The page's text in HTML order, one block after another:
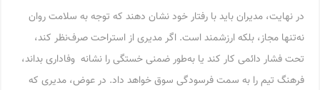
در نهایت، مدیران باید با رفتار خود نشان دهند که توجه به سلامت روان
نه‌تنها مجاز، بلکه ارزشمند است. اگر مدیری از استراحت صرف‌نظر کند،
تحت فشار دائمی کار کند یا به‌طور ضمنی خستگی را نشانه وفاداری بداند،
فرهنگ تیم را به سمت فرسودگی سوق خواهد داد. در عوض، مدیری که